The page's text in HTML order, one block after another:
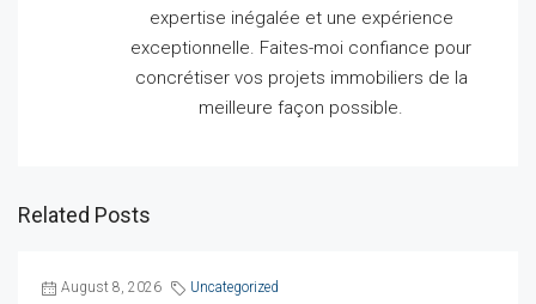
expertise inégalée et une expérience
exceptionnelle. Faites-moi confiance pour
concrétiser vos projets immobiliers de la
meilleure façon possible.
Related Posts
August 8, 2026 Uncategorized